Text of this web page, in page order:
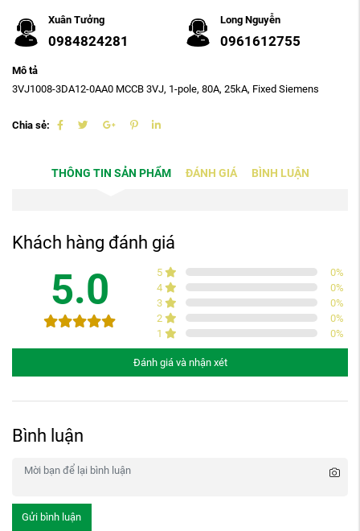
Xuân Tưởng
0984824281
Long Nguyễn
0961612755
Mô tả
3VJ1008-3DA12-0AA0 MCCB 3VJ, 1-pole, 80A, 25kA, Fixed Siemens
Chia sẻ:
THÔNG TIN SẢN PHẨM ĐÁNH GIÁ BÌNH LUẬN
Khách hàng đánh giá
5.0 5 0%
4
0%
3
0%
2
0%
1
0%
Đánh giá và nhận xét
Bình luận
Gửi bình luận